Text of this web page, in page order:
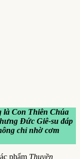
là Con Thiên Chúa
Đức Giê-su đáp
chỉ nhờ cơm
phẩm Thuyền